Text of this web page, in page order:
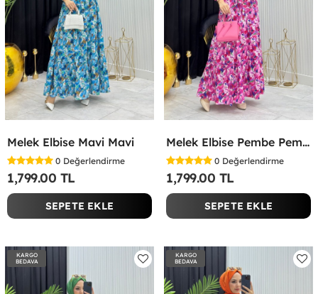
Melek Elbise Mavi Mavi
0 Değerlendirme
1,799.00 TL
SEPETE EKLE
Melek Elbise Pembe Pembe
0 Değerlendirme
1,799.00 TL
SEPETE EKLE
KARGO
BEDAVA
KARGO
BEDAVA